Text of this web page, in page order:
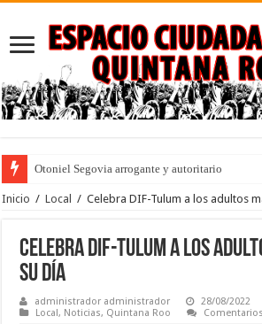
Otoniel Segovia arrogante y autoritario
Puebla: ley que penaliza el desempleo y la
Inicio / Local / Celebra DIF-Tulum a los adultos
Celebra DIF-Tulum a los
su día
administrador administrador
28/08/2022
Local, Noticias, Quintana Roo